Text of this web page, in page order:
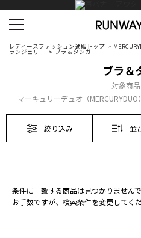
レディースファッション通販トップ
ランジェリー ブラ＆タンガ
ブラ＆
対象商品
マーキュリーデュオ（
絞り込み 並
条件に一致する商品は見つかりませんで
お手数ですが、検索条件を変更してくだ